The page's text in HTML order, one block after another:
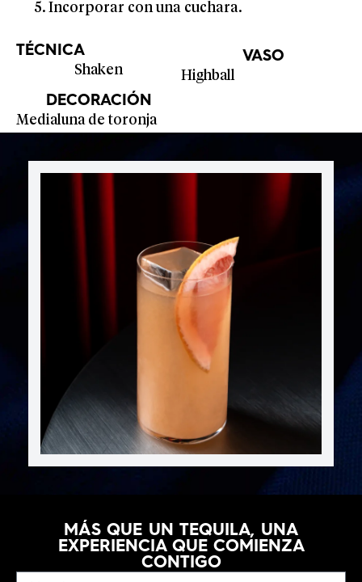
Incorporar con una cuchara.
TÉCNICA
Shaken
VASO
Highball
DECORACIÓN
Medialuna de toronja
MÁS QUE UN TEQUILA, UNA
EXPERIENCIA QUE COMIENZA
CONTIGO